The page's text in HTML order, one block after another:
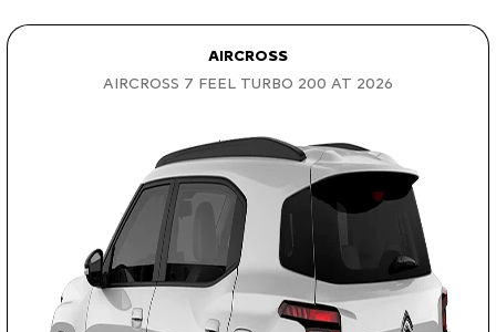
AIRCROSS
AIRCROSS 7 FEEL TURBO 200 AT 2026